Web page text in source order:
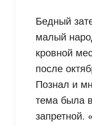
Бедный
малый
кровной
после
Познал и
тема была
запретной.